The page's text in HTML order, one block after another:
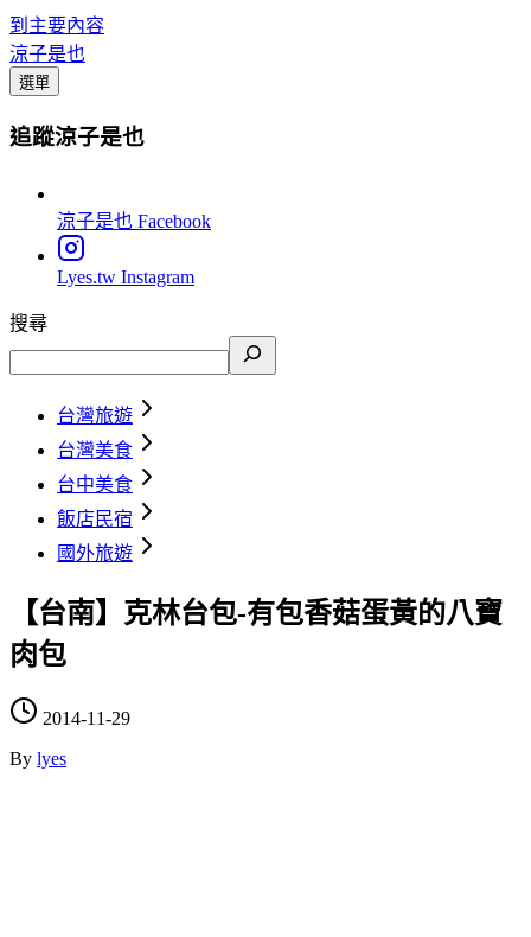
到主要內容
涼子是也
選單
追蹤涼子是也
涼子是也 Facebook
Lyes.tw Instagram
搜尋
台灣旅遊
台灣美食
台中美食
飯店民宿
國外旅遊
【台南】克林台包-有包香菇蛋黃的八寶
肉包
2014-11-29
By lyes